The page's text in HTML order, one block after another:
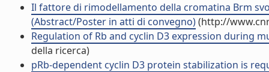
Il fattore di rimodellamento della cromatina Brm
(Abstract/Poster in atti di convegno)(http://
Regulation of Rb and cyclin D3 expression during
della ricerca)
pRb-dependent cyclin D3 protein stabilization is